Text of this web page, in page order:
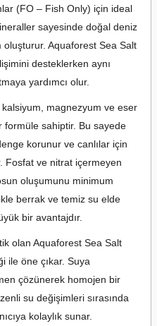
(FO – Fish Only) için ideal
sayesinde doğal deniz
oluşturur. Aquaforest Sea Salt
desteklerken aynı
yardımcı olur.
magnezyum ve eser
formüle sahiptir. Bu sayede
korunur ve canlılar için
Fosfat ve nitrat içermeyen
oluşumunu minimum
berrak ve temiz su elde
bir avantajdır.
olan Aquaforest Sea Salt
ile öne çıkar. Suya
çözünerek homojen bir
su değişimleri sırasında
kolaylık sunar.